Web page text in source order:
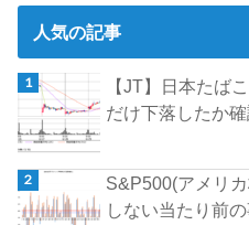
人気の記事
【JT】日本たば
だけ下落したか
S&P500(アメリ
しない当たり前